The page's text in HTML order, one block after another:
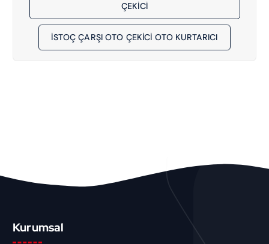
ÇEKICI
İSTOÇ ÇARŞI OTO ÇEKİCİ OTO KURTARICI
Kurumsal